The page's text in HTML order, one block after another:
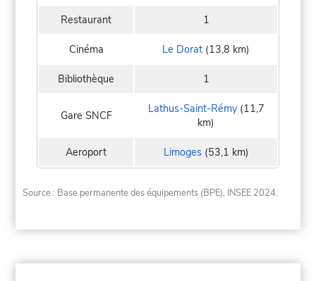
Restaurant 1
Cinéma Le Dorat (13,8 km)
Bibliothèque 1
Gare SNCF Lathus-Saint-Rémy(11,7
km)
Aeroport Limoges(53,1 km)
Source : Base permanente des équipements (BPE), INSEE 2024.